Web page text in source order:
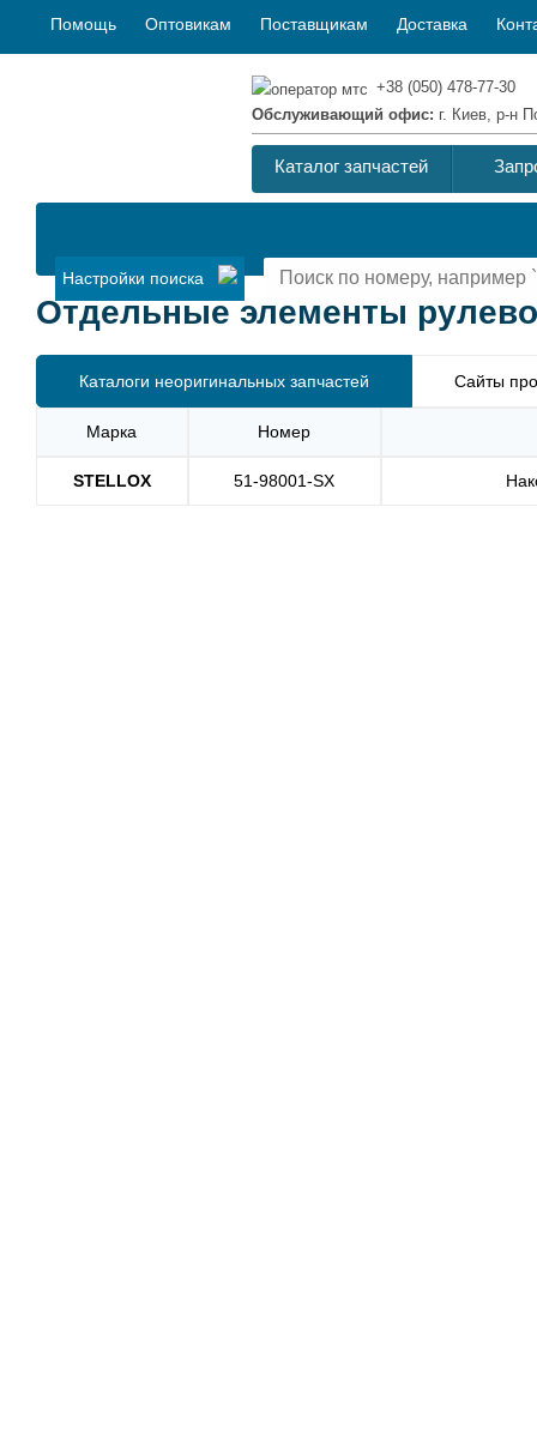
Помощь Оптовикам Поставщикам Доставка
+38 (050) 478-77-30
Обслуживающий офис: г. Киев, р-н
Каталог запчастей
Настройки поиска
Отдельные элементы
Каталоги неоригинальных запчастей Сайты
Марка Номер
STELLOX 51-98001-SX